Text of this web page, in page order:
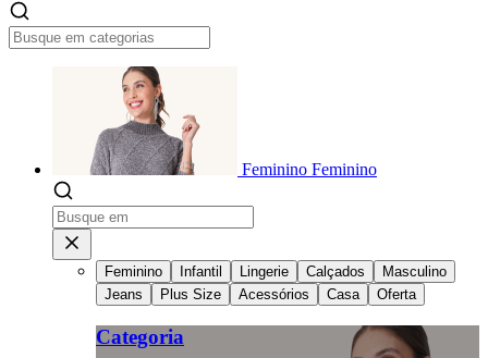
Feminino Feminino
Feminino Infantil Lingerie Calçados
Masculino
Jeans
Plus Size Acessórios Casa Oferta
Categoria